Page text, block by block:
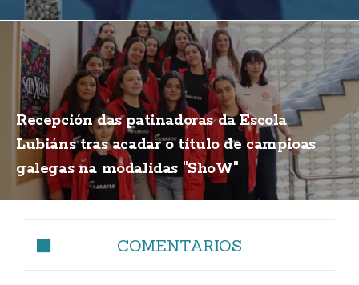
Recepción das patinadoras da Escola
Lubiáns tras acadar o título de campioas
galegas na modalidas "ShoW"
COMENTARIOS